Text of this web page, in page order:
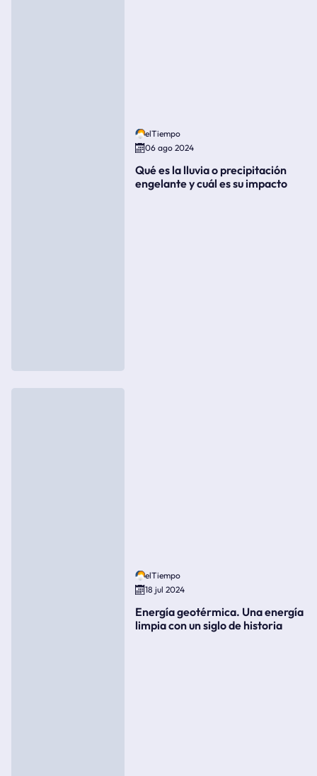
elTiempo
06 ago 2024
Qué es la lluvia o precipitación
engelante y cuál es su impacto
elTiempo
18 jul 2024
Energía geotérmica. Una energía
limpia con un siglo de historia